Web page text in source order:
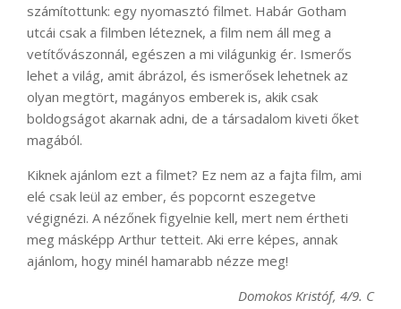
számítottunk: egy nyomasztó filmet. Habár Gotham
utcái csak a filmben léteznek, a film nem áll meg a
vetítővászonnál, egészen a mi világunkig ér. Ismerős
lehet a világ, amit ábrázol, és ismerősek lehetnek az
olyan megtört, magányos emberek is, akik csak
boldogságot akarnak adni, de a társadalom kiveti őket
magából.
Kiknek ajánlom ezt a filmet? Ez nem az a fajta film, ami
elé csak leül az ember, és popcornt eszegetve
végignézi. A nézőnek figyelnie kell, mert nem értheti
meg másképp Arthur tetteit. Aki erre képes, annak
ajánlom, hogy minél hamarabb nézze meg!
Domokos Kristóf, 4/9. C